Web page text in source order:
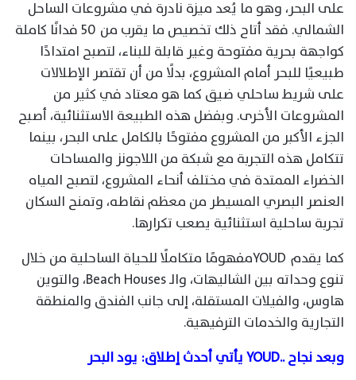
على البحر، وهو ما يُعد ميزة نادرة في مشروعات الساحل
الشمالي. فقد أتاح ذلك تخصيص ما يقرب من 50 فدانًا كاملة
كواجهة بحرية مفتوحة وغير قابلة للبناء، لتصبح امتدادًا
طبيعيًا للبحر أمام المشروع، بدلًا من أن تقتصر الإطلالات
على شريط ساحلي ضيق كما هو معتاد في كثير من
المشروعات الأخرى. وبفضل هذه الطبيعة الاستثنائية، أصبح
الجزء الأكبر من المشروع مفتوحًا بالكامل على البحر، بينما
تتكامل هذه التجربة مع شبكة من اللاجونز والمساحات
الخضراء الممتدة في مختلف أنحاء المشروع، لتصبح المياه
العنصر البصري المسيطر من معظم نقاطه، وتمنح السكان
تجربة ساحلية استثنائية يصعب تكرارها.
كما يقدم YOUDمفهومًا متكاملًا للحياة الساحلية من خلال
تنوع وحداته بين الشاليهات، والـ Beach Houses، والتوين
هاوس، والفيلات المستقلة، إلى جانب الفندق والمنطقة
التجارية والخدمات الترفيهية.
وبعد نجاح..
YOUDيأتي أحدث إطلاق: يود البحر